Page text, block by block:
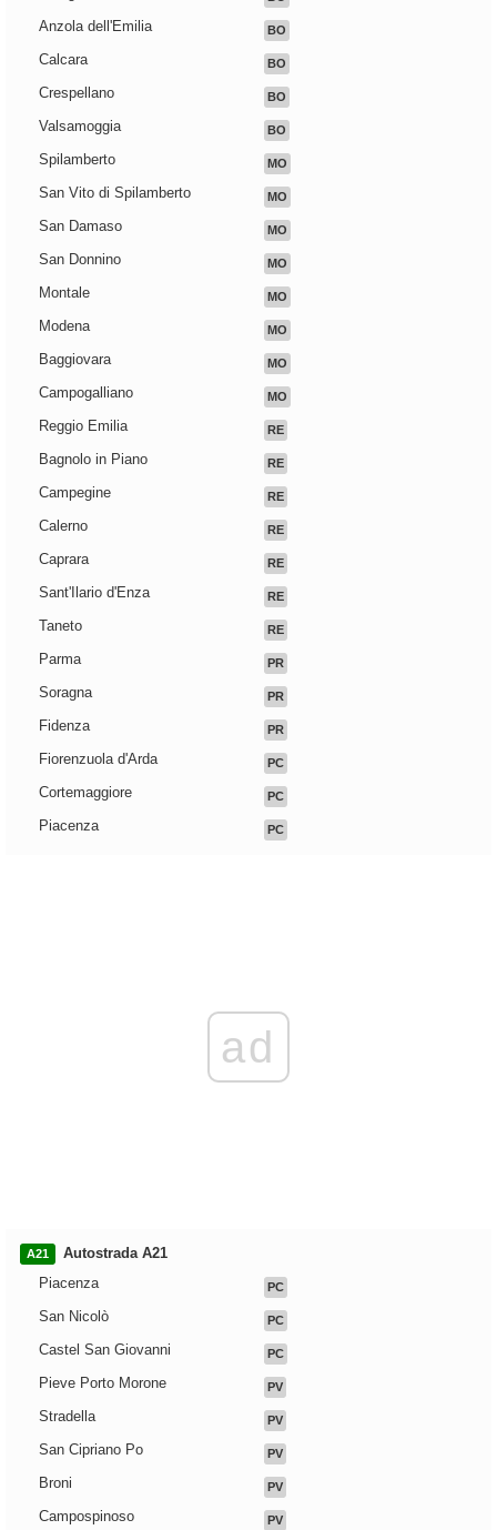
Anzola dell'Emilia BO
Calcara BO
Crespellano BO
Valsamoggia BO
Spilamberto MO
San Vito di Spilamberto MO
San Damaso MO
San Donnino MO
Montale MO
Modena MO
Baggiovara MO
Campogalliano MO
Reggio Emilia RE
Bagnolo in Piano RE
Campegine RE
Calerno RE
Caprara RE
Sant'Ilario d'Enza RE
Taneto RE
Parma PR
Soragna PR
Fidenza PR
Fiorenzuola d'Arda PC
Cortemaggiore PC
Piacenza PC
ad
A21
Autostrada A21
Piacenza
PC
San Nicolò PC
Castel San Giovanni PC
Pieve Porto Morone PV
Stradella PV
San Cipriano Po PV
Broni PV
Campospinoso PV